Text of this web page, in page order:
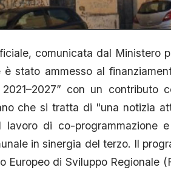
comunicata dal Ministero
stato ammesso al
con un contributo
che si tratta di "una notizia
di co-programmazione
in sinergia del terzo. Il
Europeo di Sviluppo Regionale